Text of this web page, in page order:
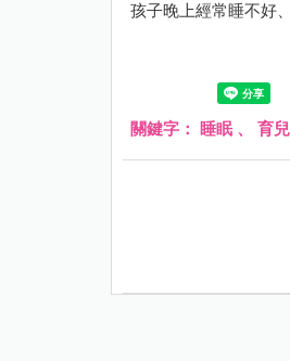
孩子晚上經常睡不好
關鍵字： 睡眠、 育